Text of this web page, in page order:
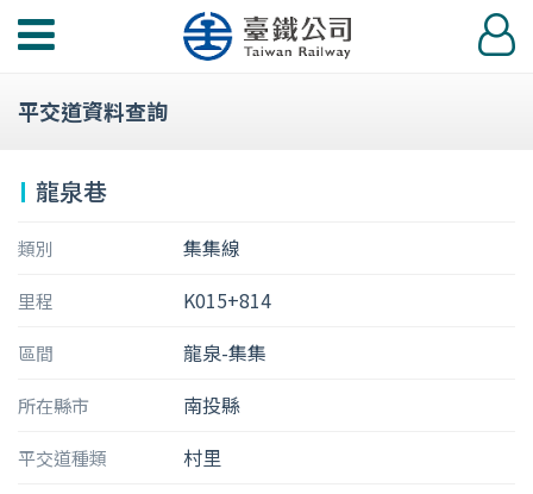
功
選
登
入
平交道資料查詢
龍泉巷
類別 集集線
里程 K015+814
區間 龍泉-集集
所在縣市 南投縣
平交道種類 村里